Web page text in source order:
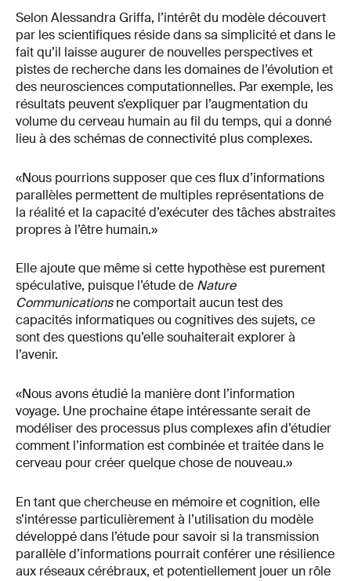
Selon Alessandra Griffa, l’intérêt du modèle découvert
par les scientifiques réside dans sa simplicité et dans le
fait qu’il laisse augurer de nouvelles perspectives et
pistes de recherche dans les domaines de l’évolution et
des neurosciences computationnelles. Par exemple, les
résultats peuvent s’expliquer par l’augmentation du
volume du cerveau humain au fil du temps, qui a donné
lieu à des schémas de connectivité plus complexes.
«Nous pourrions supposer que ces flux d’informations
parallèles permettent de multiples représentations de
la réalité et la capacité d’exécuter des tâches abstraites
propres à l’être humain.»
Elle ajoute que même si cette hypothèse est purement
spéculative, puisque l’étude de Nature
Communicationsne comportait aucun test des
capacités informatiques ou cognitives des sujets, ce
sont des questions qu’elle souhaiterait explorer à
l’avenir.
«Nous avons étudié la manière dont l’information
voyage. Une prochaine étape intéressante serait de
modéliser des processus plus complexes afin d’étudier
comment l’information est combinée et traitée dans le
cerveau pour créer quelque chose de nouveau.»
En tant que chercheuse en mémoire et cognition, elle
s’intéresse particulièrement à l’utilisation du modèle
développé dans l’étude pour savoir si la transmission
parallèle d’informations pourrait conférer une résilience
aux réseaux cérébraux, et potentiellement jouer un rôle